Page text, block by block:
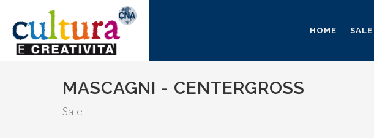
HOME SALE
MASCAGNI - CENTERGROSS
Sale